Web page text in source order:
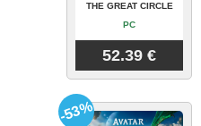
THE GREAT CIRCLE
PC
52.39 €
-53%